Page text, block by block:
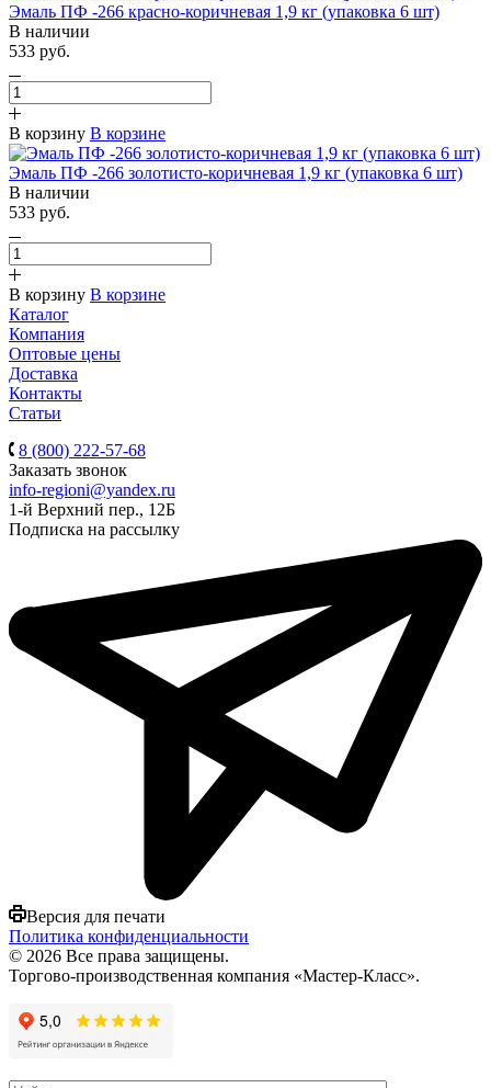
Эмаль ПФ -266 красно-коричневая 1,9 кг (упаковка 6 шт)
В наличии
533 руб.
В корзину В корзине
Эмаль ПФ -266 золотисто-коричневая 1,9 кг (упаковка 6 шт)
В наличии
533 руб.
В корзину В корзине
Каталог
Компания
Оптовые цены
Доставка
Контакты
Статьи
8 (800) 222-57-68
Заказать звонок
info-regioni@yandex.ru
1-й Верхний пер., 12Б
Подписка на рассылку
Версия для печати
Политика конфиденциальности
© 2026 Все права защищены.
Торгово-производственная компания «Мастер-Класс».